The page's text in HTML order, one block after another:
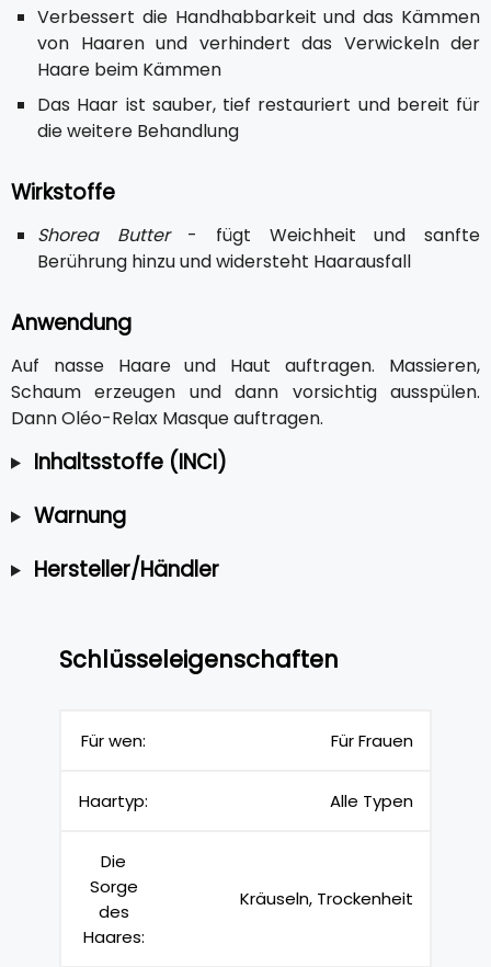
Verbessert die Handhabbarkeit und das Kämmen
von Haaren und verhindert das Verwickeln der
Haare beim Kämmen
Das Haar ist sauber, tief restauriert und bereit für
die weitere Behandlung
Wirkstoffe
Shorea Butter- fügt Weichheit und sanfte
Berührung hinzu und widersteht Haarausfall
Anwendung
Auf nasse Haare und Haut auftragen. Massieren,
Schaum erzeugen und dann vorsichtig ausspülen.
Dann Oléo-Relax Masque auftragen.
Inhaltsstoffe (INCI)
Warnung
Hersteller/Händler
Schlüsseleigenschaften
Für wen: Für Frauen
Haartyp: Alle Typen
Die
Sorge
des
Haares:
Kräuseln, Trockenheit